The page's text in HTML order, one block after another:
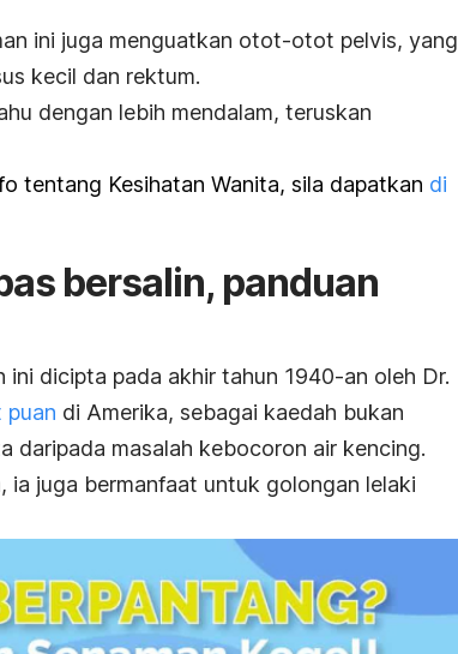
ini juga menguatkan otot-otot pelvis, yang
kecil dan rektum.
dengan lebih mendalam, teruskan
tentang Kesihatan Wanita, sila dapatkan di
bersalin, panduan
ini dicipta pada akhir tahun 1940-an oleh Dr.
puan di Amerika, sebagai kaedah bukan
daripada masalah kebocoron air kencing.
ia juga bermanfaat untuk golongan lelaki